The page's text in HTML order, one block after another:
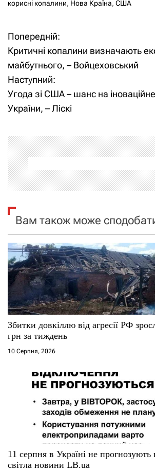
корисні копалини, Нова Країна, США
Н
а
в
і
а
ц
і
я
з
а
п
и
с
і
Попередній:
Критичні копалини визначають
майбутнього, – Войцеховський
Наступний:
Угода зі США – шанс на
України, – Ліскі
Вам також може
Збитки довкіллю від агресії РФ
грн за тиждень
10 Серпня, 2026
11 серпня в Україні не прогнозують
світла новини LB.ua